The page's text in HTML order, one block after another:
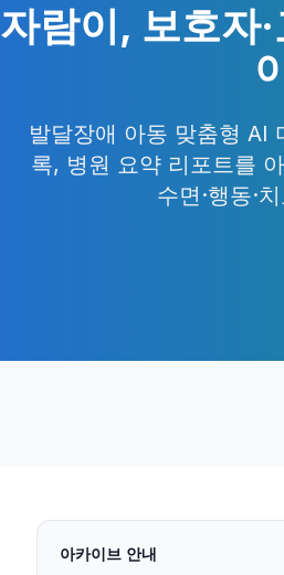
자람이, 보호자
발달장애 아동 맞춤형 AI
록, 병원 요약 리포트를
수면·행동·
아카이브 안내